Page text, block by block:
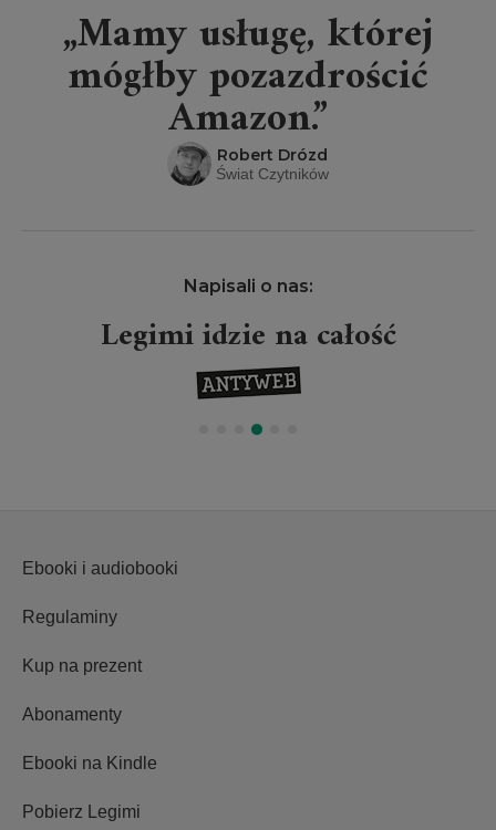
„Mamy usługę, której
mógłby pozazdrościć
Amazon.”
Robert Drózd
Świat Czytników
Napisali o nas:
Legimi idzie na całość
Ebooki i audiobooki
Regulaminy
Kup na prezent
Abonamenty
Ebooki na Kindle
Pobierz Legimi